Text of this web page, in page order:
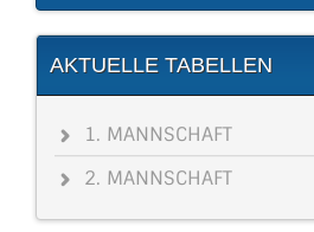
AKTUELLE TABELLEN
1. MANNSCHAFT
2. MANNSCHAFT